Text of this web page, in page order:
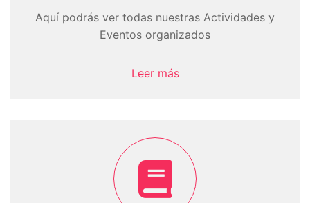
Aquí podrás ver todas nuestras Actividades y
Eventos organizados
Leer más